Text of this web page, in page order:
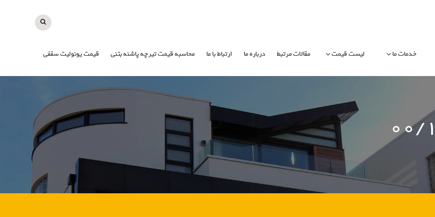
خدمات ما لیست قیمت مقالات مرتبط درباره ما ارتباط با ما محاسبه قیمت تیرچه پاشنه بتنی قیمت یونولیت سقفی